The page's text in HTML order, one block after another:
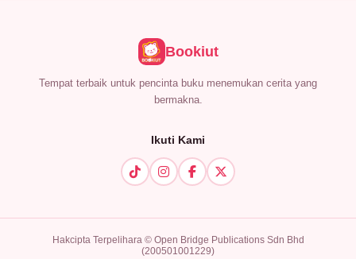
Bookiut
Tempat terbaik untuk pencinta buku menemukan cerita yang
bermakna.
Ikuti Kami
Hakcipta Terpelihara © Open Bridge Publications Sdn Bhd
(200501001229)